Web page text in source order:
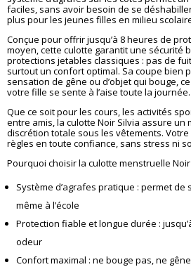
faciles, sans avoir besoin de se
plus pour les jeunes filles en milieu
Conçue pour offrir jusqu’à 8 heures de
moyen, cette culotte garantit une sécurité
protections jetables classiques : pas de
surtout un confort optimal. Sa coupe bien
sensation de gêne ou d’objet qui bouge,
votre fille se sente à l’aise toute la journée.
Que ce soit pour les cours, les activités
entre amis, la culotte Noir Silvia assure un
discrétion totale sous les vêtements.
règles en toute confiance, sans stress ni
Pourquoi choisir la culotte menstruelle
Système d’agrafes pratique : permet de
même à l’école
Protection fiable et longue durée :
odeur
Confort maximal : ne bouge pas, ne